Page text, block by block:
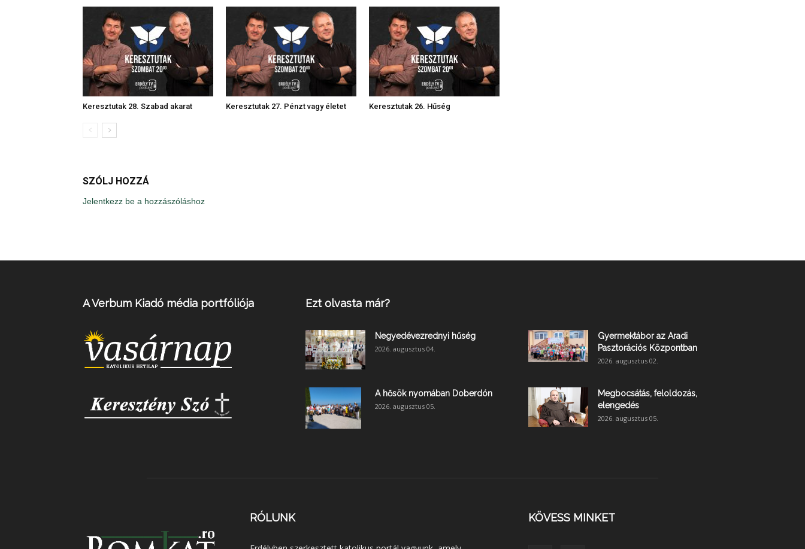
Keresztutak 28. Szabad akarat Keresztutak 27. Pénzt vagy életet Keresztutak 26. Hűség
SZÓLJ HOZZÁ
Jelentkezz be a hozzászóláshoz
A Verbum Kiadó média portfóliója Ezt olvasta már?
Negyedévezrednyi hűség
2026. augusztus 04.
Gyermektábor az Aradi
Pasztorációs Központban
2026. augusztus 02.
A hősök nyomában Doberdón
2026. augusztus 05.
Megbocsátás, feloldozás,
elengedés
2026. augusztus 05.
RÓLUNK KÖVESS MINKET